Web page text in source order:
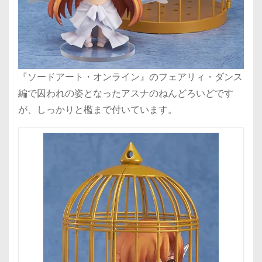
『ソードアート・オンライン』のフェアリィ・ダンス
編で囚われの姿となったアスナのねんどろいどです
が、しっかりと檻まで付いています。